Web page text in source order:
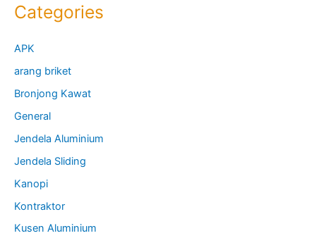
Categories
APK
arang briket
Bronjong Kawat
General
Jendela Aluminium
Jendela Sliding
Kanopi
Kontraktor
Kusen Aluminium